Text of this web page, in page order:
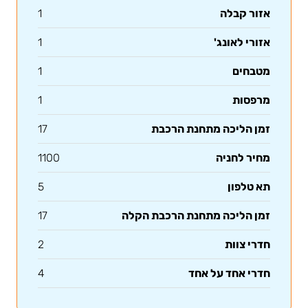
אזור קבלה 1
אזורי לאונג' 1
מטבחים 1
מרפסות 1
זמן הליכה מתחנת הרכבת 17
מחיר לחניה 1100
תא טלפון 5
זמן הליכה מתחנת הרכבת הקלה 17
חדרי צוות 2
חדרי אחד על אחד 4